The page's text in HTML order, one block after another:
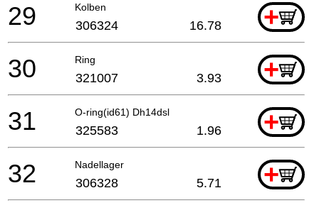
Kolben +
29 306324 16.78
Ring +
30 321007 3.93
O-ring(id61) Dh14dsl +
31 325583 1.96
Nadellager +
32 306328 5.71